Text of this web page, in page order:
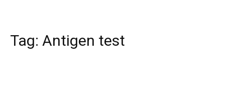
Tag: Antigen test